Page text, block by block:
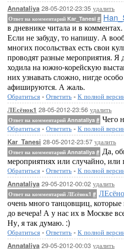
Annataliya 28-05-2012-23:35 удалить
Ответ на комментарий Kar_Tanesi #
в дневнике читала и в
Если не забуду, то напишу. А
многих посольствах есть свои
проводят разные мероприятия. Я
ходила на южно-корейскую
них узнавать сложно, нигде
афишируются. А жаль.
Обратиться - Ответить - К полной
ЛЕсёнок1 28-05-2012-23:56 удалить
Ответ на комментарий Annataliya # Чего
Обратиться - Ответить - К полной
Kar_Tanesi 28-05-2012-23:57 удалить
Ответ на комментарий Annataliya # Да,
мероприятиях или случайно, или
Обратиться - Ответить - К полной
Annataliya 29-05-2012-00:02 удалить
Ответ на комментарий ЛЕсёнок1 #
очень много танцовщиц,
до вечера! А у нас их в Москве
Ну, я так думаю. :)
Обратиться - Ответить - К полной
Annataliya 29-05-2012-00:03 удалить